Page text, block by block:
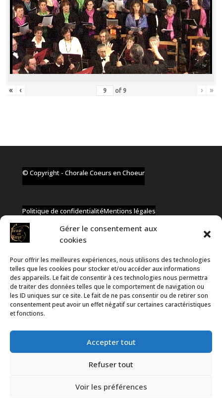
Gérer le consentement aux
cookies
Pour offrir les meilleures expériences, nous utilisons des technologies
telles que les cookies pour stocker et/ou accéder aux informations
des appareils. Le fait de consentir à ces technologies nous permettra
de traiter des données telles que le comportement de navigation ou
les ID uniques sur ce site. Le fait de ne pas consentir ou de retirer son
consentement peut avoir un effet négatif sur certaines caractéristiques
et fonctions.
Accepter tout
Refuser tout
Voir les préférences
« ‹ of 9 › »
© Copyright - Chorale Coeurs en Choeur
Politique de confidentialitéMentions légales
✆ +32 477 91 58 46
✉ infos@coeurs-en-choeur.be
Toute proposition de partenariat en développement sera